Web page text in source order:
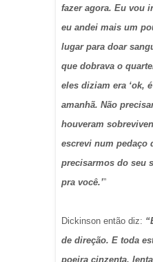
fazer agora. Eu vou
eu andei mais um
lugar para doar
que dobrava o
eles diziam era ‘ok,
amanhã. Não
houveram
escrevi num pedaço
precisarmos do seu
pra você.’”
Dickinson então diz:
de direção. E toda
poeira cinzenta,